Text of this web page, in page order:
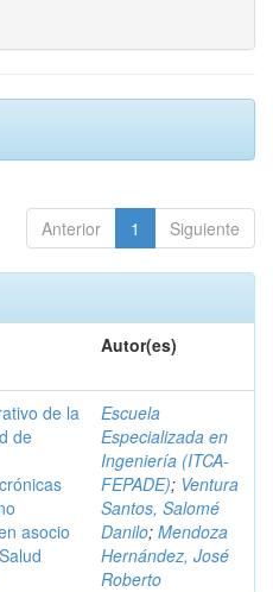
Anterior 1 Siguiente
Autor(es)
de la
de
asocio
Escuela
Especializada en
Ingeniería (ITCA-
FEPADE); Ventura
Santos, Salomé
Danilo; Mendoza
Hernández, José
Roberto